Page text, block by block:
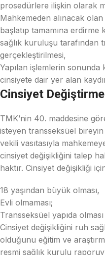
prosedürlere ilişkin olarak
Mahkemeden alınacak
başlatıp tamamına
sağlık kuruluşu tarafından
gerçekleştirilmesi,
Yapılan işlemlerin sonunda
cinsiyete dair yer alan
Cinsiyet Değiştirme
TMK’nin 40. maddesine
isteyen transseksüel
vekili vasıtasıyla
cinsiyet değişikliğini talep
haktır. Cinsiyet değişikliği
18 yaşından büyük olması,
Evli olmaması;
Transseksüel yapıda olması
Cinsiyet değişikliğini ruh
olduğunu eğitim ve
resmi sağlık kurulu